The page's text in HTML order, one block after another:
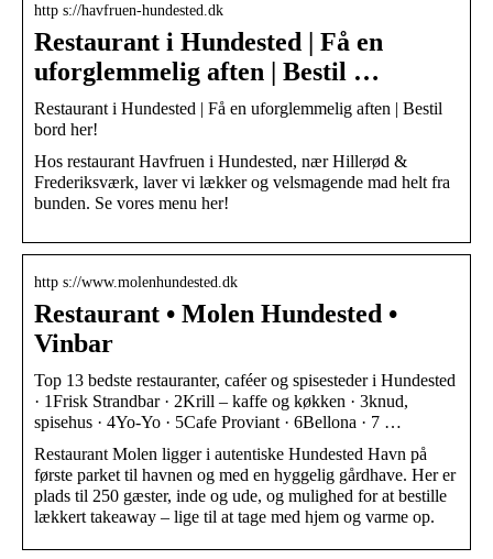
http s://havfruen-hundested.dk
Restaurant i Hundested | Få en
uforglemmelig aften | Bestil …
Restaurant i Hundested | Få en uforglemmelig aften | Bestil
bord her!
Hos restaurant Havfruen i Hundested, nær Hillerød &
Frederiksværk, laver vi lækker og velsmagende mad helt fra
bunden. Se vores menu her!
http s://www.molenhundested.dk
Restaurant • Molen Hundested •
Vinbar
Top 13 bedste restauranter, caféer og spisesteder i Hundested
· 1Frisk Strandbar · 2Krill – kaffe og køkken · 3knud,
spisehus · 4Yo-Yo · 5Cafe Proviant · 6Bellona · 7 …
Restaurant Molen ligger i autentiske Hundested Havn på
første parket til havnen og med en hyggelig gårdhave. Her er
plads til 250 gæster, inde og ude, og mulighed for at bestille
lækkert takeaway – lige til at tage med hjem og varme op.